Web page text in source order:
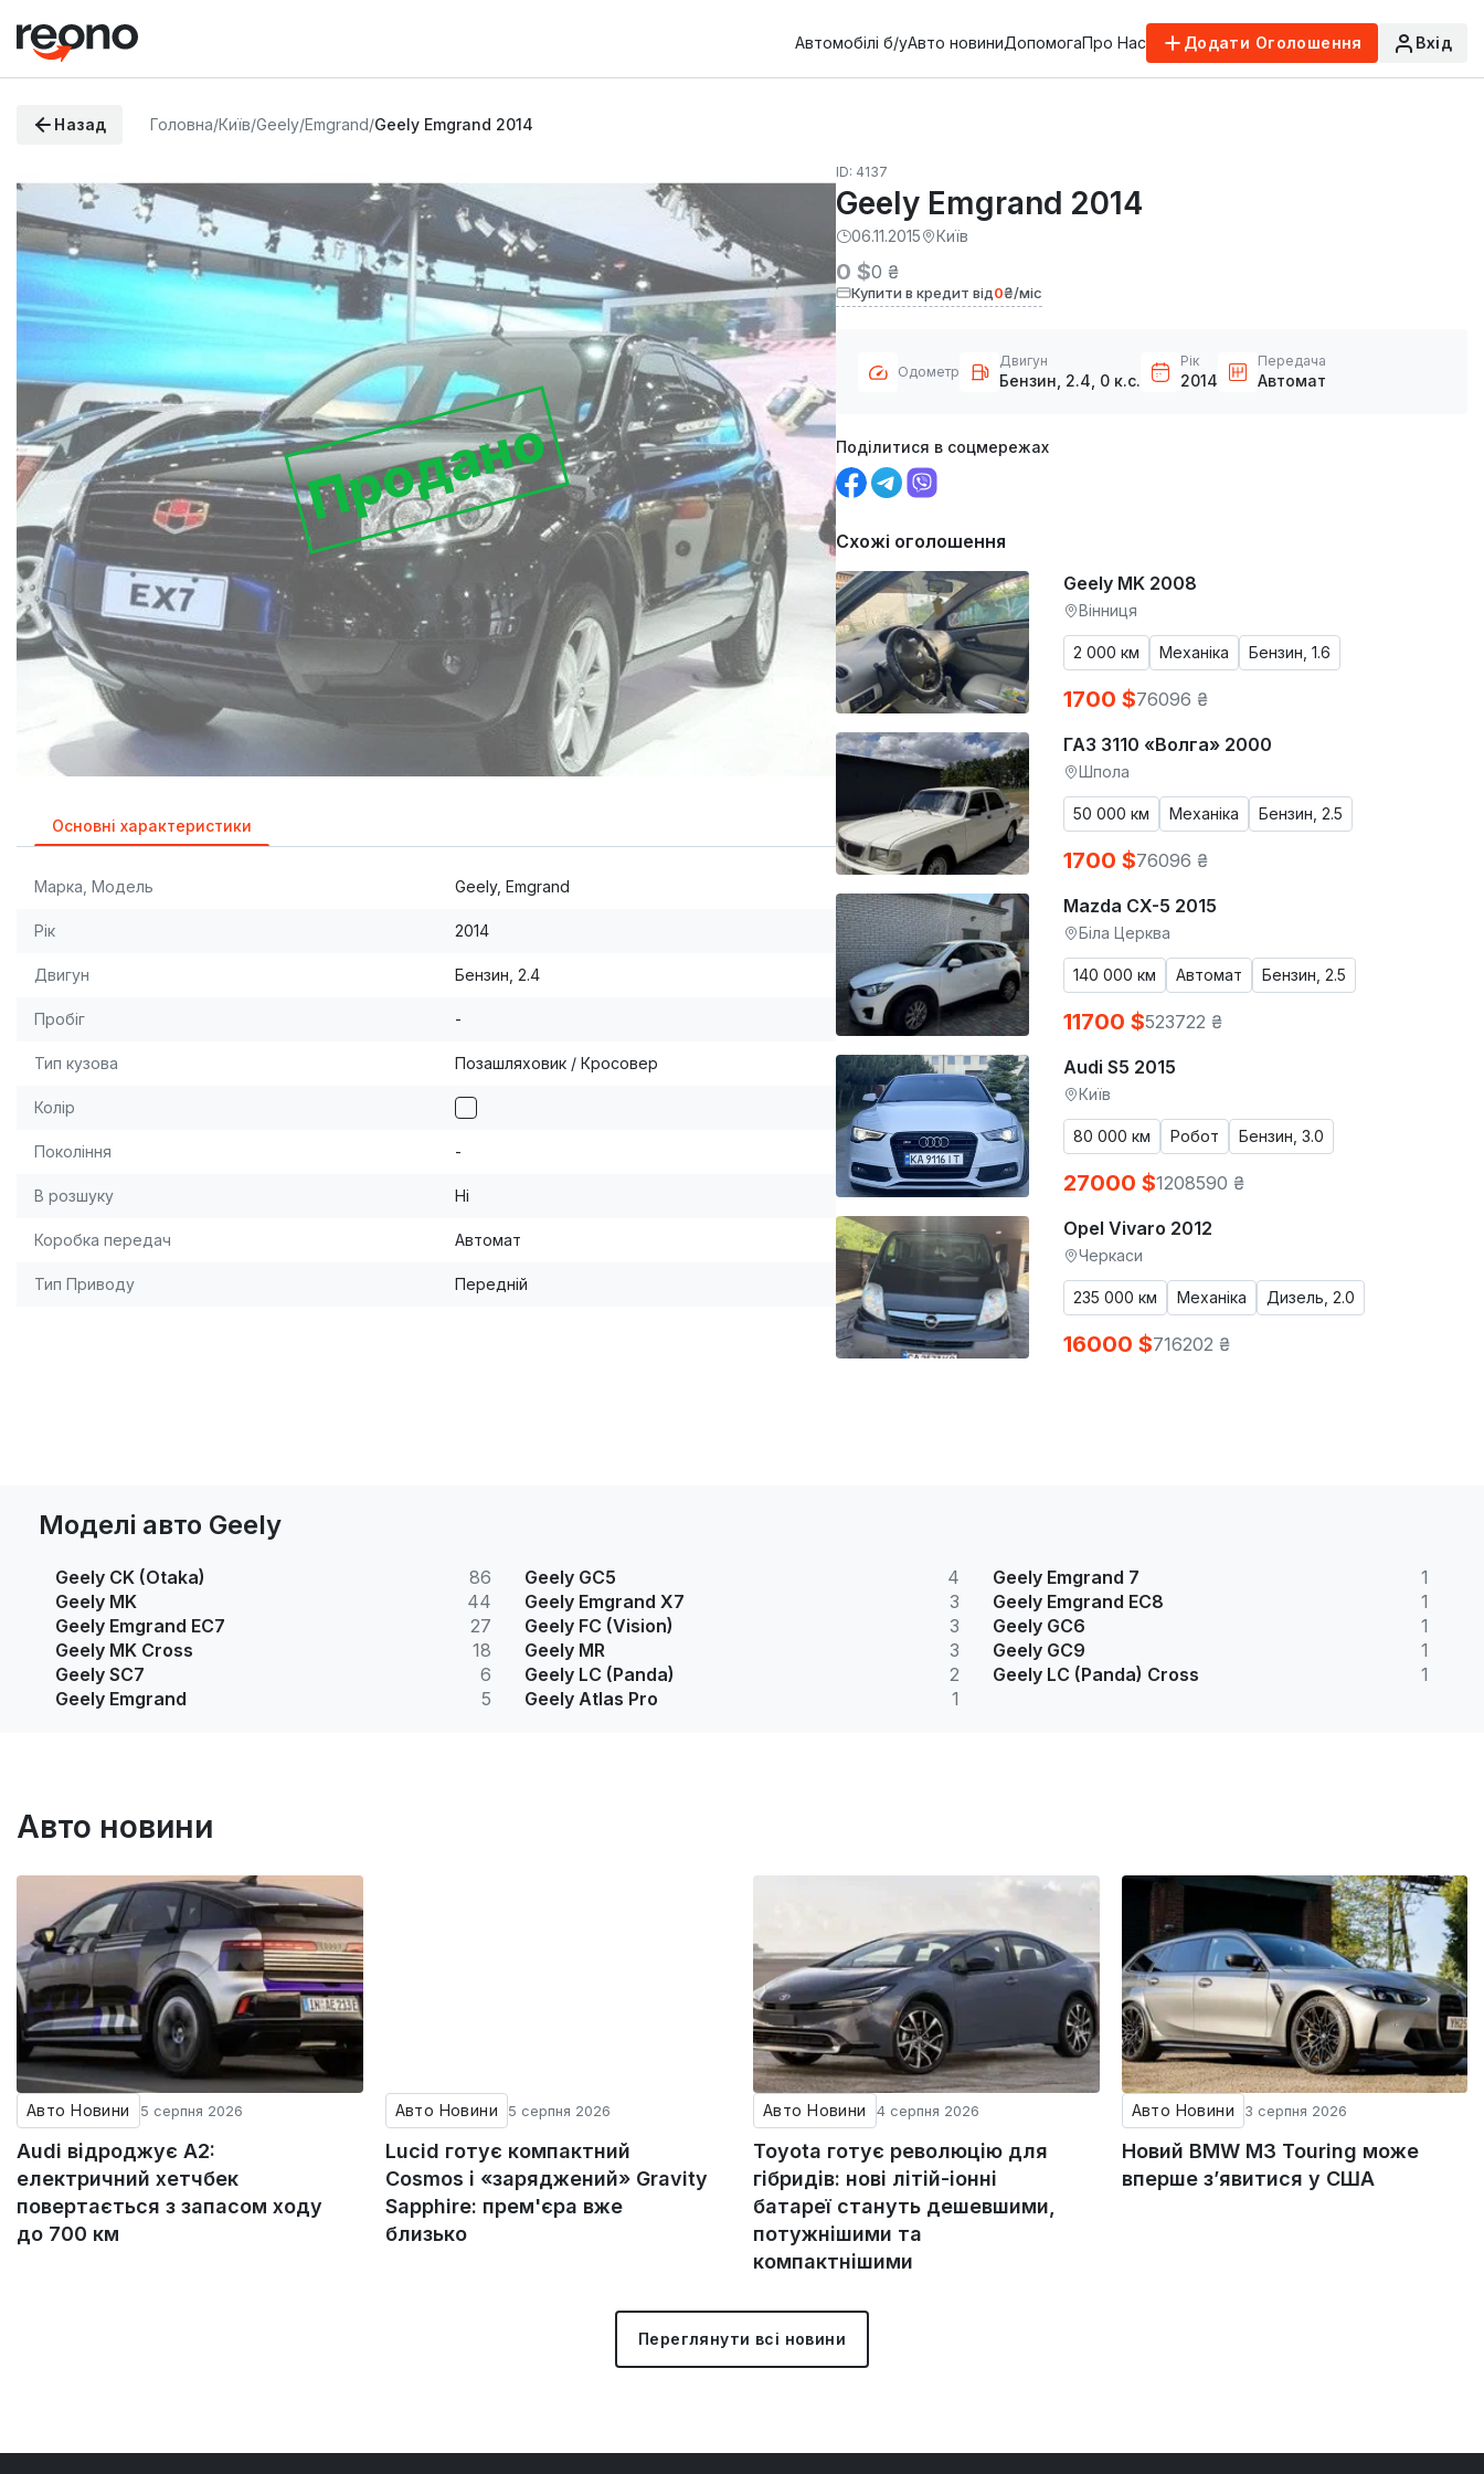
Автомобілі б/уАвто новиниДопомогаПро Нас Додати Оголошення Вхід
Назад Головна/Київ/Geely/Emgrand/Geely Emgrand 2014
Продано
Основні характеристики
Марка, Модель Geely, Emgrand
Рік 2014
Двигун Бензин, 2.4
Пробіг -
Тип кузова Позашляховик / Кросовер
Колір
Покоління -
В розшуку Ні
Коробка передач Автомат
Тип Приводу Передній
ID: 4137
Geely Emgrand 2014
06.11.2015 Київ
0 $0 ₴
Купити в кредит від0₴/міс
Одометр
Двигун
Бензин, 2.4, 0 к.с.
Рік
2014
Передача
Автомат
Поділитися в соцмережах
Схожі оголошення
Geely MK 2008
Вінниця
2 000 км Механіка Бензин, 1.6
1700 $76096 ₴
ГАЗ 3110 «Волга» 2000
Шпола
50 000 км Механіка Бензин, 2.5
1700 $76096 ₴
Mazda CX-5 2015
Біла Церква
140 000 км Автомат Бензин, 2.5
11700 $523722 ₴
Audi S5 2015
Київ
80 000 км Робот Бензин, 3.0
27000 $1208590 ₴
Opel Vivaro 2012
Черкаси
235 000 км Механіка Дизель, 2.0
16000 $716202 ₴
Моделі авто Geely
Geely CK (Otaka)
86
Geely MK
44
Geely Emgrand EC7
27
Geely MK Cross
18
Geely SC7
6
Geely Emgrand
5
Geely GC5
4
Geely Emgrand X7
3
Geely FC (Vision)
3
Geely MR
3
Geely LC (Panda)
2
Geely Atlas Pro
1
Geely Emgrand 7
1
Geely Emgrand EC8
1
Geely GC6
1
Geely GC9
1
Geely LC (Panda) Cross
1
Авто новини
Авто Новини 5 серпня 2026
Audi відроджує A2:
електричний хетчбек
повертається з запасом ходу
до 700 км
Авто Новини 5 серпня 2026
Lucid готує компактний
Cosmos і «заряджений» Gravity
Sapphire: прем'єра вже
близько
Авто Новини 4 серпня 2026
Toyota готує революцію для
гібридів: нові літій-іонні
батареї стануть дешевшими,
потужнішими та
компактнішими
Авто Новини 3 серпня 2026
Новий BMW M3 Touring може
вперше з’явитися у США
Переглянути всі новини